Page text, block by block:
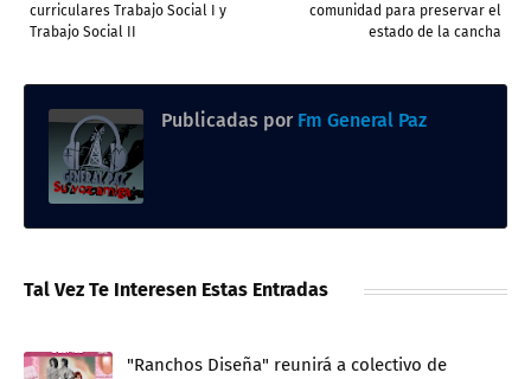
comunidad para preservar el
estado de la cancha
curriculares Trabajo Social I y
Trabajo Social II
Publicadas por Fm General Paz
Tal Vez Te Interesen Estas Entradas
"Ranchos Diseña" reunirá a colectivo de